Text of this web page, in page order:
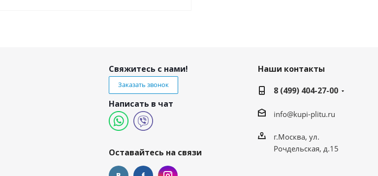
Свяжитесь с нами!
Заказать звонок
Написать в чат
Оставайтесь на связи
Наши контакты
8 (499) 404-27-00
info@kupi-plitu.ru
г.Москва, ул.
Рочдельская, д.15